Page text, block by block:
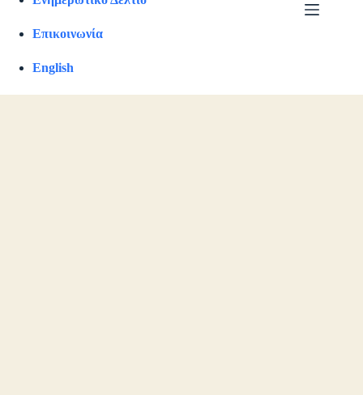
Επικοινωνία
English